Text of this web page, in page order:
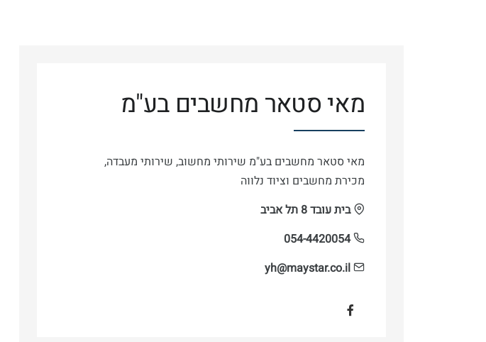
מאי סטאר מחשבים בע"מ
מאי סטאר מחשבים בע"מ שירותי מחשוב, שירותי מעבדה,
מכירת מחשבים וציוד נלווה
בית עובד 8 תל אביב
054-4420054
yh@maystar.co.il